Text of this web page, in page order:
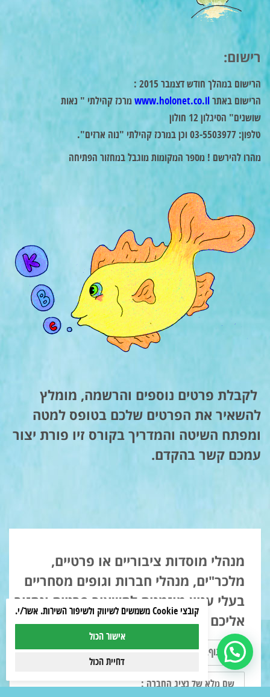
רישום:
הרישום במהלך חודש דצמבר 2015 :
הרישום באתרwww.holonet.co.ilמרכז קהילתי " נאות
שושנים" הסיגלון 12 חולון
טלפון: 03-5503977 וכן במרכז קהילתי "נוה ארזים".
מהרו להירשם ! מספר המקומות מוגבל במחזור הפתיחה
לקבלת פרטים נוספים והרשמה, מומלץ
להשאיר את הפרטים שלכם בטופס למטה
ומפתח השיטה והמדריך בקורס זיו פורת יצור
עמכם קשר בהקדם.
מנהלי מוסדות ציבוריים או פרטיים,
מלכר"ים, מנהלי חברות וגופים מסחריים
בעלי עניין מוזמנים להשאיר פרטים ונחזור
אליכם :
שם
גוף\מוסד\חברה
:
שם
מלא
קובצי Cookie משמשים לשיווק ולשיפור השירות. אשר/י.
אישור הכול
דחיית הכול